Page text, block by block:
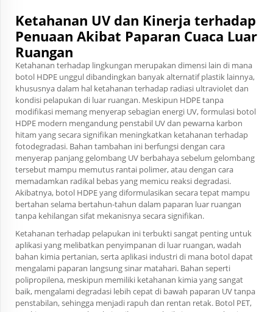
Ketahanan UV dan Kinerja terhadap
Penuaan Akibat Paparan Cuaca Luar
Ruangan
Ketahanan terhadap lingkungan merupakan dimensi lain di mana
botol HDPE unggul dibandingkan banyak alternatif plastik lainnya,
khususnya dalam hal ketahanan terhadap radiasi ultraviolet dan
kondisi pelapukan di luar ruangan. Meskipun HDPE tanpa
modifikasi memang menyerap sebagian energi UV, formulasi botol
HDPE modern mengandung penstabil UV dan pewarna karbon
hitam yang secara signifikan meningkatkan ketahanan terhadap
fotodegradasi. Bahan tambahan ini berfungsi dengan cara
menyerap panjang gelombang UV berbahaya sebelum gelombang
tersebut mampu memutus rantai polimer, atau dengan cara
memadamkan radikal bebas yang memicu reaksi degradasi.
Akibatnya, botol HDPE yang diformulasikan secara tepat mampu
bertahan selama bertahun-tahun dalam paparan luar ruangan
tanpa kehilangan sifat mekanisnya secara signifikan.
Ketahanan terhadap pelapukan ini terbukti sangat penting untuk
aplikasi yang melibatkan penyimpanan di luar ruangan, wadah
bahan kimia pertanian, serta aplikasi industri di mana botol dapat
mengalami paparan langsung sinar matahari. Bahan seperti
polipropilena, meskipun memiliki ketahanan kimia yang sangat
baik, mengalami degradasi lebih cepat di bawah paparan UV tanpa
penstabilan, sehingga menjadi rapuh dan rentan retak. Botol PET,